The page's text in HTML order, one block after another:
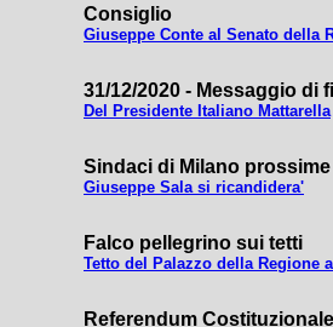
Consiglio
Giuseppe Conte al Senato
31/12/2020 - Messaggio di
Del Presidente Italiano Mattarella
Sindaci di Milano
Giuseppe Sala si ricandidera'
Falco pellegrino sui tetti
Tetto del Palazzo della Regione
Referendum